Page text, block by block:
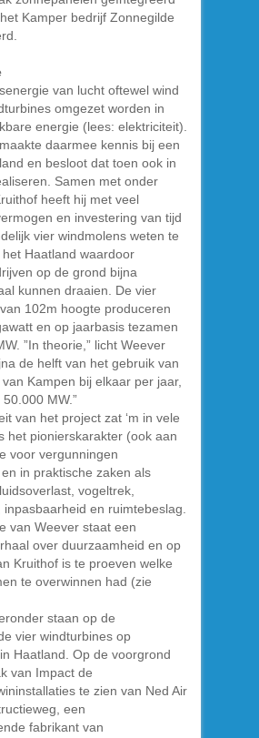
Kamper bedrijf Zonnegilde
van lucht oftewel wind
omgezet worden in
energie (lees: elektriciteit).
daarmee kennis bij een
en besloot dat toen ook in
Samen met onder
heeft hij met veel
en investering van tijd
vier windmolens weten te
Haatland waardoor
op de grond bijna
kunnen draaien. De vier
102m hoogte produceren
en op jaarbasis tezamen
”In theorie,” licht Weever
de helft van het gebruik van
Kampen bij elkaar per jaar,
50.000 MW.”
van het project zat ‘m in vele
het pionierskarakter (ook aan
voor vergunningen
in praktische zaken als
vogeltrek,
inpasbaarheid en ruimtebeslag.
van Weever staat een
over duurzaamheid en op
Kruithof is te proeven welke
te overwinnen had (zie
staan op de
vier windturbines op
Haatland. Op de voorgrond
van Impact de
te zien van Ned Air
een
fabrikant van